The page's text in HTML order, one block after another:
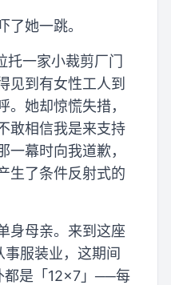
了她一跳。
托一家小裁剪厂门
见到有女性工人到
。她却惊慌失措，
敢相信我是来支持
一幕时向我道歉，
生了条件反射式的
身母亲。来到这座
服装业，这期间
都是「12×7」──每